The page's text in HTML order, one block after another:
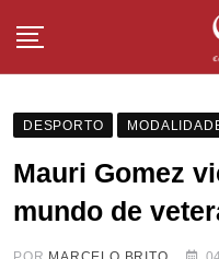
DESPORTO
Mauri Gomez
mundo de